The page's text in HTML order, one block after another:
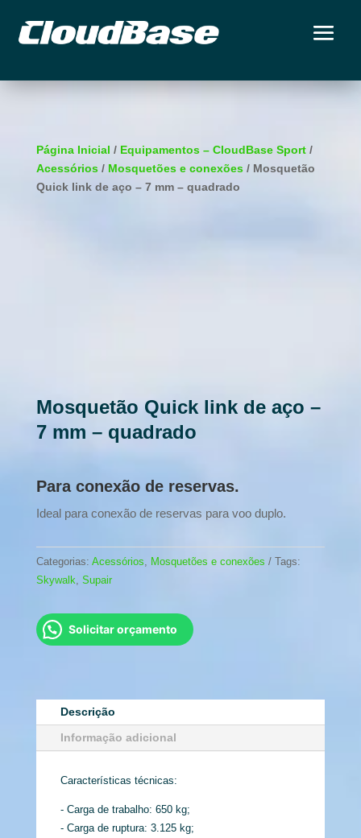
Página Inicial / Equipamentos – CloudBase Sport/
Acessórios/ Mosquetões e conexões/ Mosquetão
Quick link de aço – 7 mm – quadrado
Mosquetão Quick link de aço –
7 mm – quadrado
Para conexão de reservas.
Ideal para conexão de reservas para voo duplo.
Categorias: Acessórios Mosquetões e conexões
Tags:
Skywalk Supair
Solicitar orçamento
Descrição
Informação adicional
Características técnicas:
- Carga de trabalho: 650 kg;
- Carga de ruptura: 3.125 kg;